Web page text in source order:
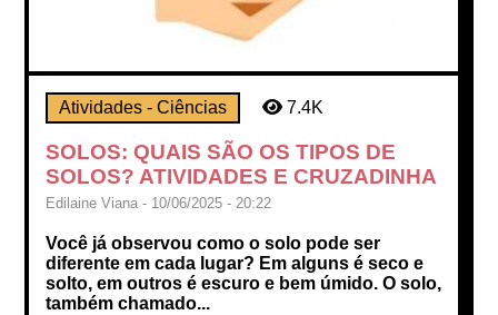
Atividades - Ciências 7.4K
SOLOS: QUAIS SÃO OS TIPOS DE
SOLOS? ATIVIDADES E CRUZADINHA
Edilaine Viana - 10/06/2025 - 20:22
Você já observou como o solo pode ser
diferente em cada lugar? Em alguns é seco e
solto, em outros é escuro e bem úmido. O solo,
também chamado...